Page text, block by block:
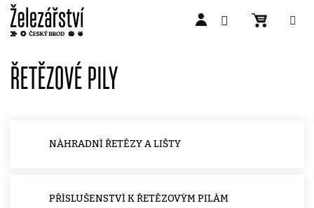
obsah
ŘETĚZOVÉ PILY
NÁHRADNÍ ŘETĚZY A LIŠTY
PŘÍSLUŠENSTVÍ K ŘETĚZOVÝM PILÁM